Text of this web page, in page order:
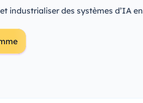
industrialiser des systèmes d’IA en